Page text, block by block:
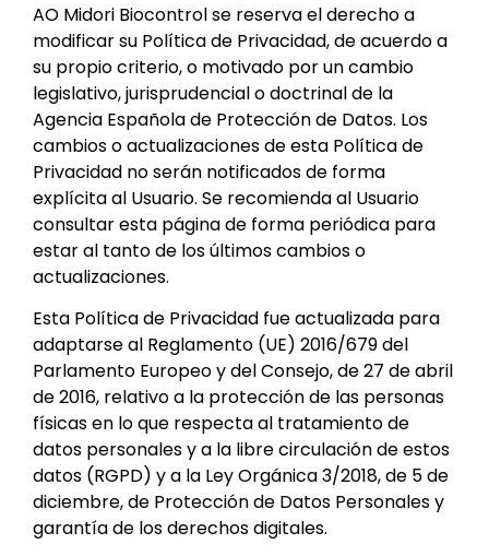
AO Midori Biocontrol se reserva el derecho a
modificar su Política de Privacidad, de acuerdo a
su propio criterio, o motivado por un cambio
legislativo, jurisprudencial o doctrinal de la
Agencia Española de Protección de Datos. Los
cambios o actualizaciones de esta Política de
Privacidad no serán notificados de forma
explícita al Usuario. Se recomienda al Usuario
consultar esta página de forma periódica para
estar al tanto de los últimos cambios o
actualizaciones.
Esta Política de Privacidad fue actualizada para
adaptarse al Reglamento (UE) 2016/679 del
Parlamento Europeo y del Consejo, de 27 de abril
de 2016, relativo a la protección de las personas
físicas en lo que respecta al tratamiento de
datos personales y a la libre circulación de estos
datos (RGPD) y a la Ley Orgánica 3/2018, de 5 de
diciembre, de Protección de Datos Personales y
garantía de los derechos digitales.